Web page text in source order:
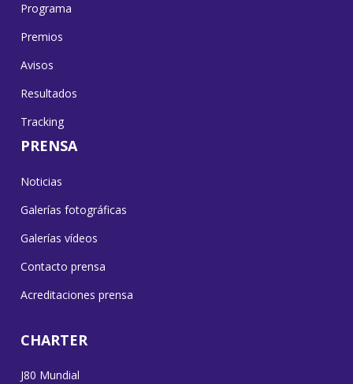
Programa
Premios
Avisos
Resultados
Tracking
PRENSA
Noticias
Galerías fotográficas
Galerías vídeos
Contacto prensa
Acreditaciones prensa
CHARTER
J80 Mundial